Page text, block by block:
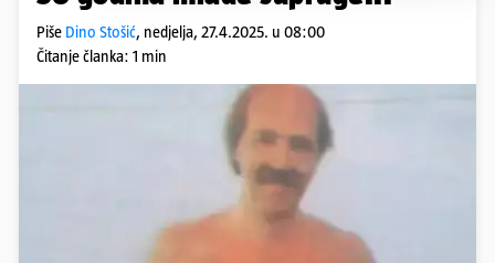
Piše Dino Stošić, nedjelja, 27.4.2025. u 08:00
Čitanje članka: 1 min